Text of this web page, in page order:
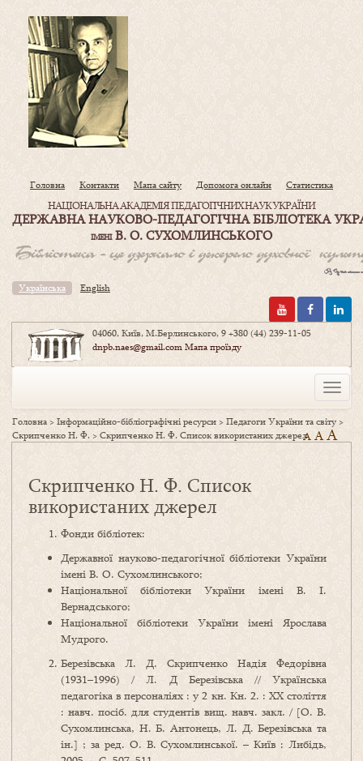
Головна Контакти Мапа сайту Допомога онлайн Статистика
НАЦІОНАЛЬНА АКАДЕМІЯ ПЕДАГОГІЧНИХ НАУК УКРАЇНИ
ДЕРЖАВНА НАУКОВО-ПЕДАГОГІЧНА БІБЛІОТЕКА
ІМЕНІВ. О. СУХОМЛИНСЬКОГО
Українська English
04060, Київ, М.Берлинського, 9+380 (44) 239-11-05
dnpb.naes@gmail.comМапа проїзду
Toggle
Головна >Інформаційно-бібліографічні ресурси >Педагоги України та світу>
Скрипченко Н. Ф. >Скрипченко Н. Ф. Список використаних джерелA AA
Скрипченко Н. Ф. Список
використаних джерел
Фонди бібліотек:
Державної науково‑педагогічної бібліотеки України
імені В. О. Сухомлинського;
Національної бібліотеки України імені В. І.
Вернадського;
Національної бібліотеки України імені Ярослава
Мудрого.
Березівська Л. Д. Скрипченко Надія Федорівна
(1931–1996) / Л. Д Березівська // Українська
педагогіка в персоналіях : у 2 кн. Кн. 2. : XX століття
: навч. посіб. для студентів вищ. навч. закл. / [О. В.
Сухомлинська, Н. Б. Антонець, Л. Д. Березівська та
ін.] ; за ред. О. В. Сухомлинської. – Київ : Либідь,